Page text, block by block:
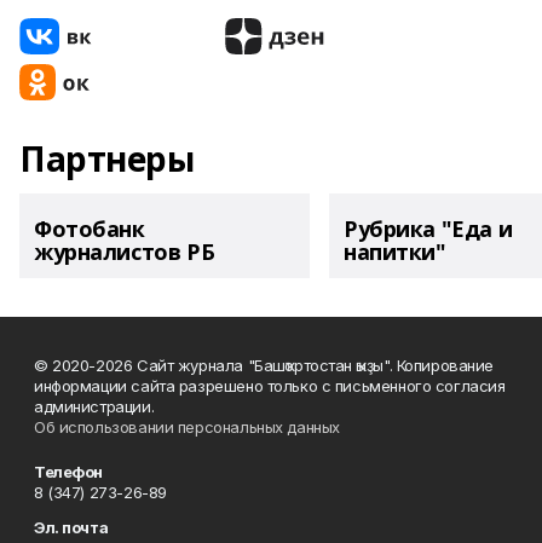
Партнеры
Фотобанк
журналистов РБ
Рубрика "Еда и
напитки"
© 2020-2026 Сайт журнала "Башҡортостан ҡыҙы". Копирование
информации сайта разрешено только с письменного согласия
администрации.
Об использовании персональных данных
Телефон
8 (347) 273-26-89
Эл. почта